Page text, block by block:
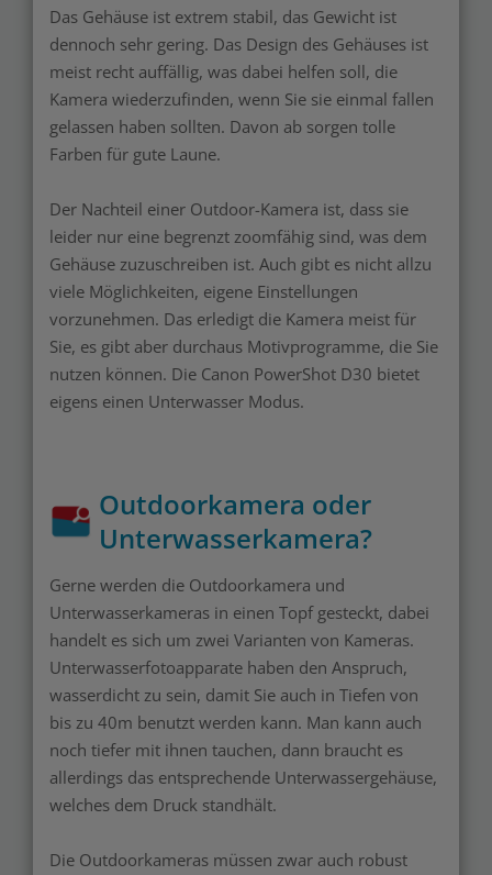
Das Gehäuse ist extrem stabil, das Gewicht ist
dennoch sehr gering. Das Design des Gehäuses ist
meist recht auffällig, was dabei helfen soll, die
Kamera wiederzufinden, wenn Sie sie einmal fallen
gelassen haben sollten. Davon ab sorgen tolle
Farben für gute Laune.
Der Nachteil einer Outdoor-Kamera ist, dass sie
leider nur eine begrenzt zoomfähig sind, was dem
Gehäuse zuzuschreiben ist. Auch gibt es nicht allzu
viele Möglichkeiten, eigene Einstellungen
vorzunehmen. Das erledigt die Kamera meist für
Sie, es gibt aber durchaus Motivprogramme, die Sie
nutzen können. Die Canon PowerShot D30 bietet
eigens einen Unterwasser Modus.
Outdoorkamera oder
Unterwasserkamera?
Gerne werden die Outdoorkamera und
Unterwasserkameras in einen Topf gesteckt, dabei
handelt es sich um zwei Varianten von Kameras.
Unterwasserfotoapparate haben den Anspruch,
wasserdicht zu sein, damit Sie auch in Tiefen von
bis zu 40m benutzt werden kann. Man kann auch
noch tiefer mit ihnen tauchen, dann braucht es
allerdings das entsprechende Unterwassergehäuse,
welches dem Druck standhält.
Die Outdoorkameras müssen zwar auch robust